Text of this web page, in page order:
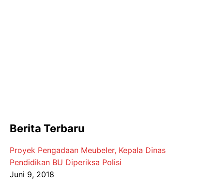
Berita Terbaru
Proyek Pengadaan Meubeler, Kepala Dinas
Pendidikan BU Diperiksa Polisi
Juni 9, 2018